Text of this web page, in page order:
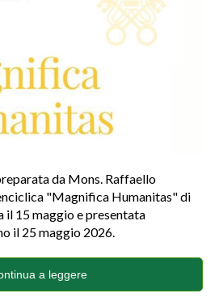
da Mons. Raffaello
"Magnifica Humanitas" di
il 15 maggio e presentata
il 25 maggio 2026.
a leggere